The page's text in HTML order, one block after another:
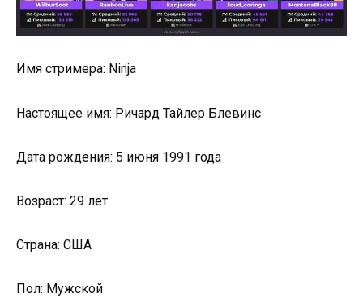
Имя стримера: Ninja
Настоящее имя: Ричард Тайлер Блевинс
Дата рождения: 5 июня 1991 года
Возраст: 29 лет
Страна: США
Пол: Мужской